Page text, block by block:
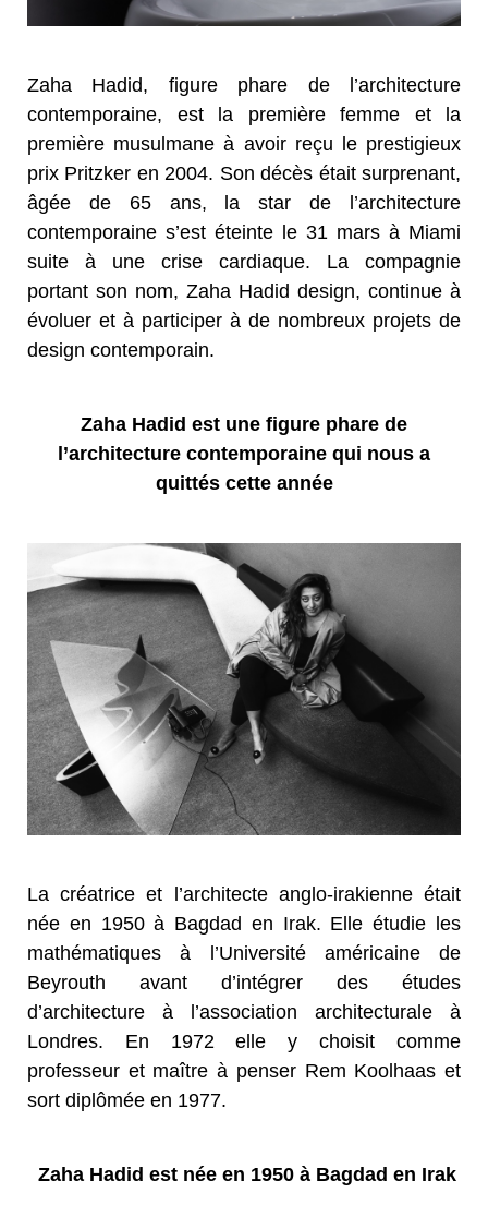
Zaha Hadid, figure phare de l’architecture
contemporaine, est la première femme et la
première musulmane à avoir reçu le prestigieux
prix Pritzker en 2004. Son décès était surprenant,
âgée de 65 ans, la star de l’architecture
contemporaine s’est éteinte le 31 mars à Miami
suite à une crise cardiaque. La compagnie
portant son nom, Zaha Hadid design, continue à
évoluer et à participer à de nombreux projets de
design contemporain.
Zaha Hadid est une figure phare de
l’architecture contemporaine qui nous a
quittés cette année
La créatrice et l’architecte anglo-irakienne était
née en 1950 à Bagdad en Irak. Elle étudie les
mathématiques à l’Université américaine de
Beyrouth avant d’intégrer des études
d’architecture à l’association architecturale à
Londres. En 1972 elle y choisit comme
professeur et maître à penser Rem Koolhaas et
sort diplômée en 1977.
Zaha Hadid est née en 1950 à Bagdad en Irak